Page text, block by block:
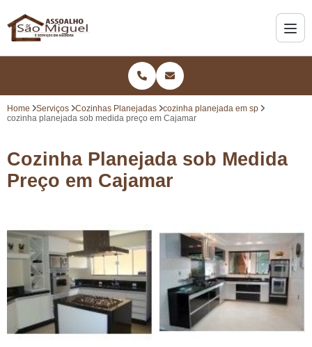
Home Serviços Cozinhas Planejadas
cozinha planejada em sp
cozinha planejada sob medida preço em Cajamar
Cozinha Planejada sob Medida
Preço em Cajamar